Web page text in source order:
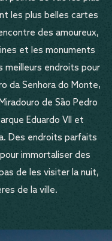
les plus belles cartes
des amoureux,
et les monuments
meilleurs endroits pour
da Senhora do Monte,
de São Pedro
Eduardo VII et
Des endroits parfaits
immortaliser des
de les visiter la nuit,
de la ville.